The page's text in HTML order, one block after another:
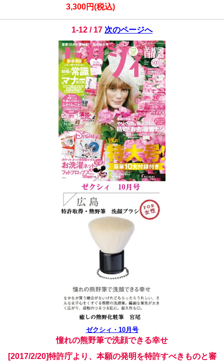
3,300円(税込)
1-12 / 17 次のページへ
ゼクシィ・10月号
憧れの熊野筆で洗顔できる幸せ
[2017/2/20]特許庁より、本願の発明を特許すべきものと審